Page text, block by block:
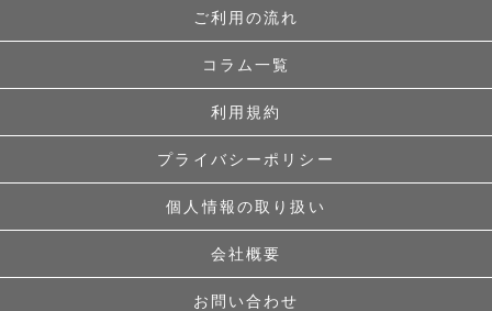
ご利用の流れ
コラム一覧
利用規約
プライバシーポリシー
個人情報の取り扱い
会社概要
お問い合わせ